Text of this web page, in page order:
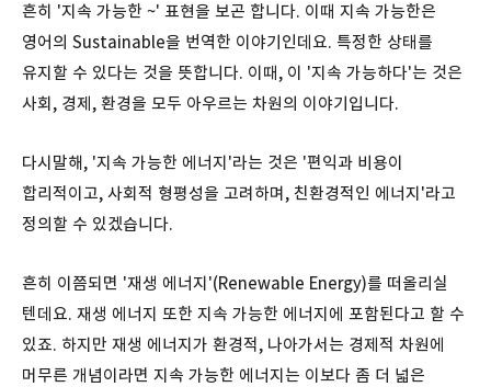
흔히 '지속 가능한 ~' 표현을 보곤 합니다. 이때 지속 가능한은
영어의 Sustainable을 번역한 이야기인데요. 특정한 상태를
유지할 수 있다는 것을 뜻합니다. 이때, 이 '지속 가능하다'는 것은
사회, 경제, 환경을 모두 아우르는 차원의 이야기입니다.
다시말해, '지속 가능한 에너지'라는 것은 '편익과 비용이
합리적이고, 사회적 형평성을 고려하며, 친환경적인 에너지'라고
정의할 수 있겠습니다.
흔히 이쯤되면 '재생 에너지'(Renewable Energy)를 떠올리실
텐데요. 재생 에너지 또한 지속 가능한 에너지에 포함된다고 할 수
있죠. 하지만 재생 에너지가 환경적, 나아가서는 경제적 차원에
머무른 개념이라면 지속 가능한 에너지는 이보다 좀 더 넓은